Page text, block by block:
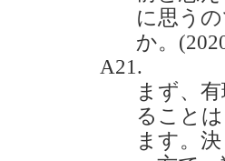
に思う
か。
A21.
まず、
ること
ます。